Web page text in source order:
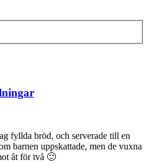
fyllda bröd, och serverade till en
barnen uppskattade, men de vuxna
åt för två 🙂